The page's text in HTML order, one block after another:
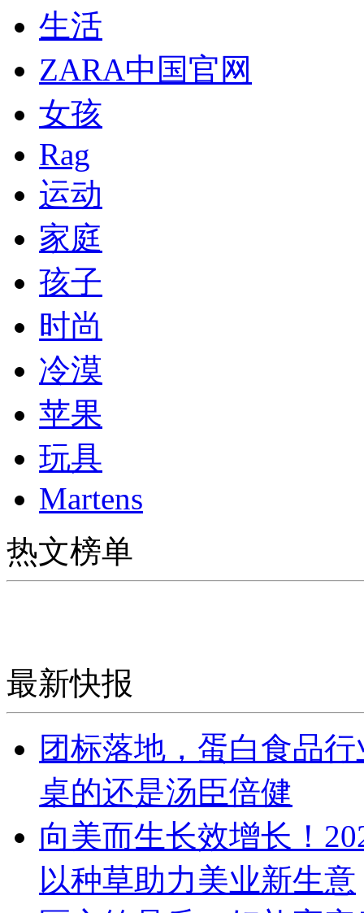
生活
ZARA中国官网
女孩
Rag
运动
家庭
孩子
时尚
冷漠
苹果
玩具
Martens
热文榜单
最新快报
团标落地，蛋白食品
桌的还是汤臣倍健
向美而生长效增长！
以种草助力美业新生意